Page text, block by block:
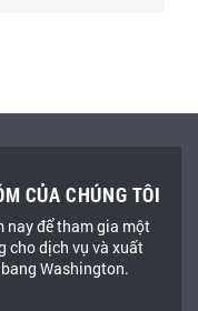
CỦA CHÚNG TÔI
nay để tham gia một
cho dịch vụ và xuất
Washington.